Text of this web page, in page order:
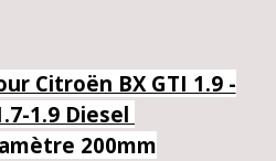
Citroën BX GTI 1.9 -
1.9 Diesel
200mm